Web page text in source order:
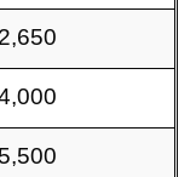
2,650
5,500